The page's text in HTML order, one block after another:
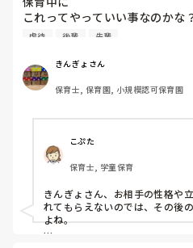
これってやっていい事なのかな
虐待じゃない？
例えば
上司に伝える
同期や仲良しの先生に相談する
本人にその場で直接いう（休憩
上下関係（先輩後輩）で違うこ
えてください。
虐待 後輩 先輩
きんぎょさん
保育士, 保育園, 小規模認可保育園
こぷた
保育士, 学童保育
きんぎょさん、お相手の性格や
れてもらえないのでは、その後
よね。